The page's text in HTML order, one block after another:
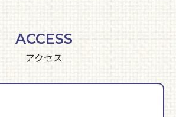
ACCESS
アクセス